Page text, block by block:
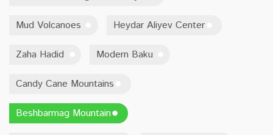
Mud Volcanoes Heydar Aliyev Center
Zaha Hadid Modern Baku
Candy Cane Mountains
Beshbarmag Mountain